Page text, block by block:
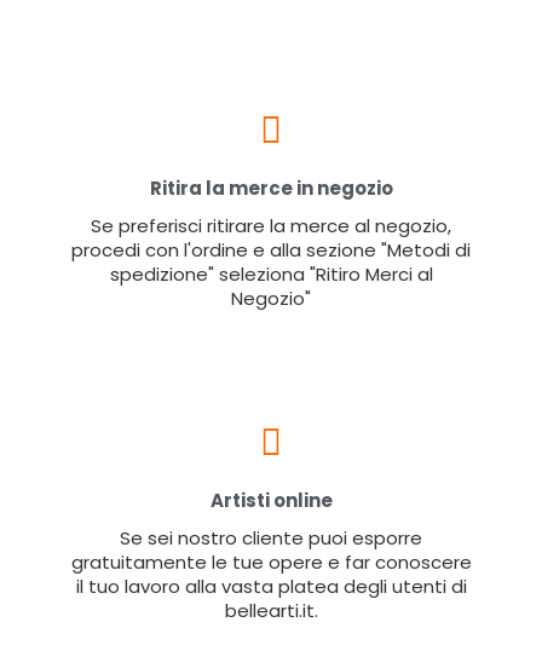
Ritira la merce in negozio
Se preferisci ritirare la merce al negozio,
procedi con l'ordine e alla sezione "Metodi di
spedizione" seleziona "Ritiro Merci al
Negozio"
Artisti online
Se sei nostro cliente puoi esporre
gratuitamente le tue opere e far conoscere
il tuo lavoro alla vasta platea degli utenti di
bellearti.it.